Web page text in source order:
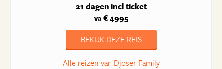
21 dagen incl ticket
va€ 4995
BEKIJK DEZE REIS
Alle reizen van Djoser Family